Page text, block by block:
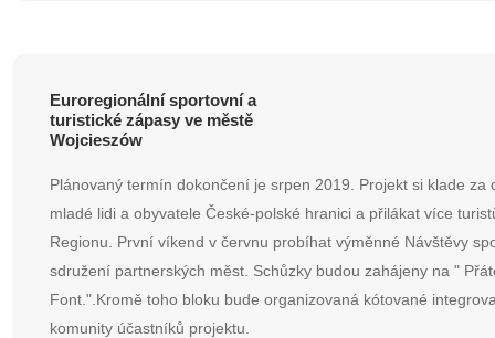
Euroregionální sportovní a
turistické zápasy ve městě
Wojcieszów
Plánovaný termín dokončení je srpen 2019. Projekt si klade za
mladé lidi a obyvatele České-polské hranici a přilákat více
Regionu. První víkend v červnu probíhat výměnné Návštěvy
sdružení partnerských měst. Schůzky budou zahájeny na "
Font.".Kromě toho bloku bude organizovaná kótované
komunity účastníků projektu.